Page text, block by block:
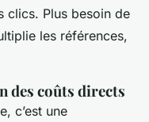
clics. Plus besoin de
les références,
des coûts directs
c’est une